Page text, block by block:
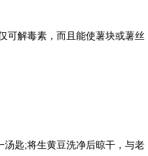
解毒素，而且能使薯块或薯丝
匙;将生黄豆洗净后晾干，与老